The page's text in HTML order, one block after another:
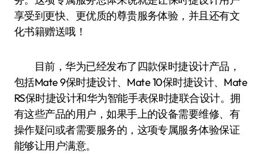
享受到更快、更优质的尊贵服务体验，并且还有文
化书籍赠送哦！
目前，华为已经发布了四款保时捷设计产品，
包括Mate 9保时捷设计、Mate 10保时捷设计、Mate
RS保时捷设计和华为智能手表保时捷联合设计。拥
有这些产品的用户，如果手上的设备需要维修、有
操作疑问或者需要服务的，这项专属服务体验保证
能够让用户满意。